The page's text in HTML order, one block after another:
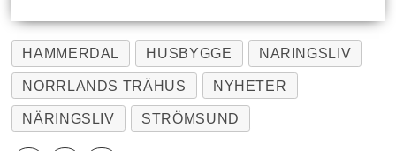
HAMMERDAL HUSBYGGE NARINGSLIV
NORRLANDS TRÄHUS NYHETER
NÄRINGSLIV STRÖMSUND